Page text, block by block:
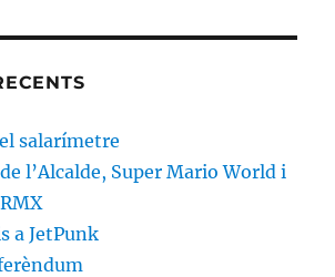
salarímetre
l’Alcalde, Super Mario World i
a JetPunk